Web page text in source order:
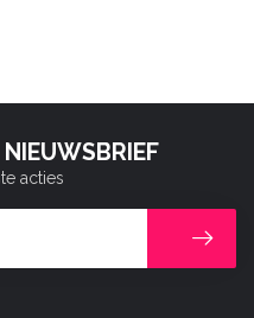
acties